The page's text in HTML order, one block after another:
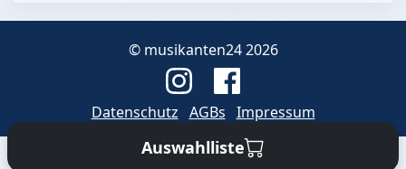
© musikanten24 2026
Datenschutz AGBs Impressum
Auswahlliste